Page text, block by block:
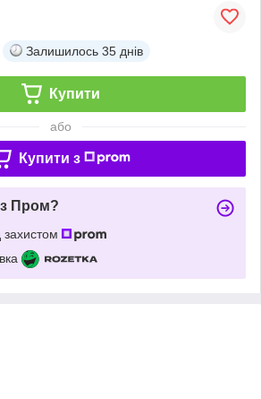
Залишилось 35 днів
Купити
або
Купити з
Пром?